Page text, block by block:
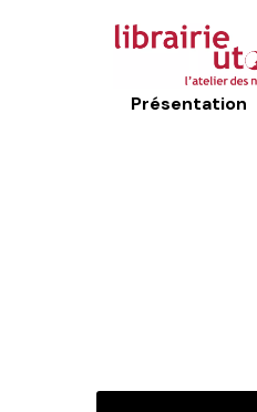
Présentation